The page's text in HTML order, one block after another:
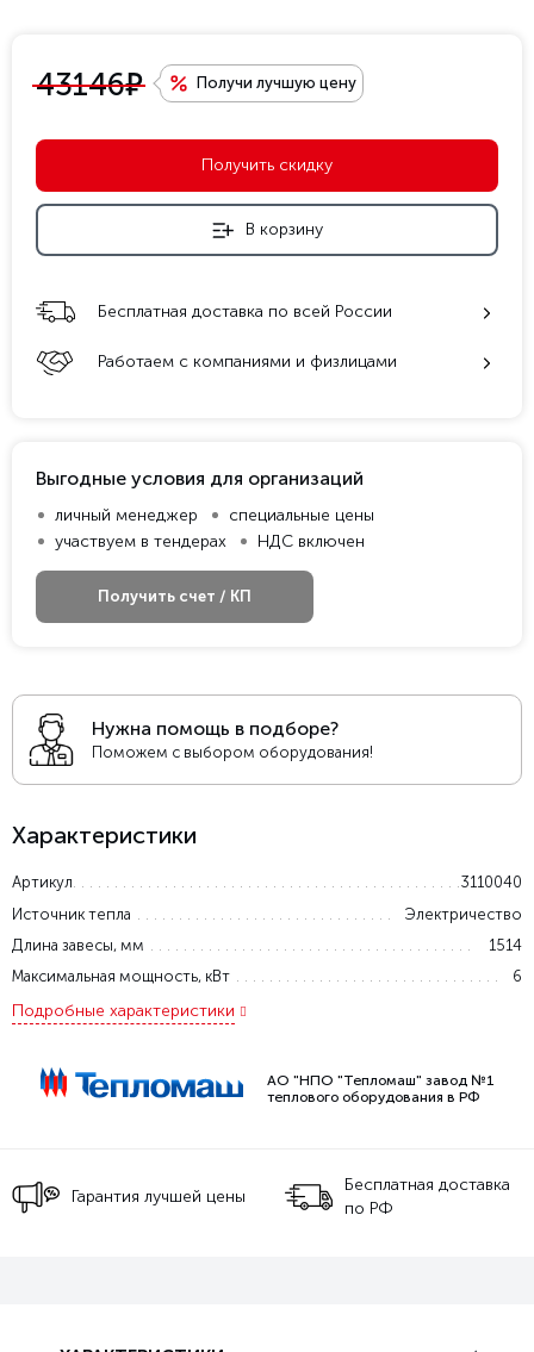
Нужна помощь в подборе?
Поможем с выбором оборудования!
Характеристики
Артикул
3110040
Источник тепла
Электричество
Длина завесы, мм
1514
Максимальная мощность, кВт
6
Подробные характеристики
АО "НПО "Тепломаш" завод №1
теплового оборудования в РФ
43146е Получи лучшую цену
Получить скидку
В корзину
Бесплатная доставка по всей России
Работаем с компаниями и физлицами
Выгодные условия для организаций
личный менеджер
специальные цены
участвуем в тендерах
НДС включен
Получить счет / КП
Гарантия лучшей цены
Бесплатная доставка
по РФ